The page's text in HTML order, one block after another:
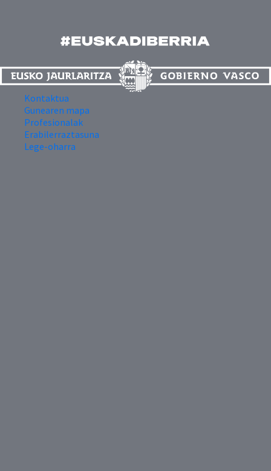
Kontaktua
Gunearen mapa
Profesionalak
Erabilerraztasuna
Lege-oharra